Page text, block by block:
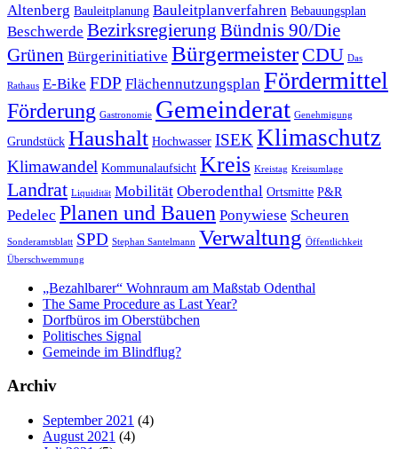
Altenberg Bauleitplanung Bauleitplanverfahren Bebauungsplan
Beschwerde Bezirksregierung Bündnis 90/Die
Grünen Bürgerinitiative Bürgermeister CDU Das
Rathaus E-Bike FDP Flächennutzungsplan Fördermittel
Förderung Gastronomie Gemeinderat Genehmigung
Grundstück Haushalt Hochwasser ISEK Klimaschutz
Klimawandel Kommunalaufsicht Kreis Kreistag Kreisumlage
Landrat Liquidität Mobilität Oberodenthal Ortsmitte P&R
Pedelec Planen und Bauen Ponywiese Scheuren
Sonderamtsblatt SPD Stephan Santelmann Verwaltung Öffentlichkeit
Überschwemmung
„Bezahlbarer“ Wohnraum am Maßstab Odenthal
The Same Procedure as Last Year?
Dorfbüros im Oberstübchen
Politisches Signal
Gemeinde im Blindflug?
Archiv
September 2021 (4)
August 2021 (4)